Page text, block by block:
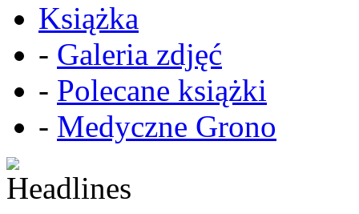
Książka
- Galeria zdjęć
- Polecane książki
- Medyczne Grono